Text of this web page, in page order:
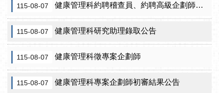
115-08-07 健康管理科約聘稽查員、約聘高級企劃師之初審合格名單暨甄試公告
115-08-07 健康管理科研究助理錄取公告
115-08-07 健康管理科徵專案企劃師
115-08-07 健康管理科專案企劃師初審結果公告